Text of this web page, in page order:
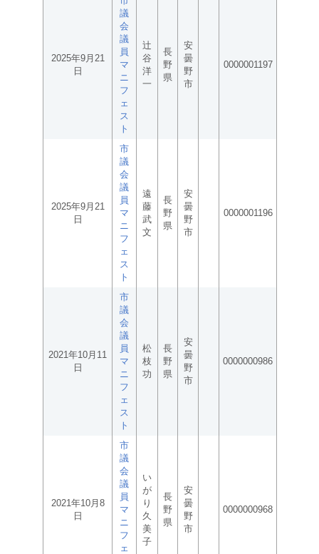
2025年9月21
日
議
会
議
員
マ
ニ
フ
ェ
ス
ト
辻
谷
洋
一
長
野
県
安
曇
野
市
0000001197
2025年9月21
日
市
議
会
議
員
マ
ニ
フ
ェ
ス
ト
遠
藤
武
文
長
野
県
安
曇
野
市
0000001196
2021年10月11
日
市
議
会
議
員
マ
ニ
フ
ェ
ス
ト
松
枝
功
長
野
県
安
曇
野
市
0000000986
2021年10月8
日
市
議
会
議
員
マ
ニ
フ
ェ
い
が
り
久
美
子
長
野
県
安
曇
野
市
0000000968